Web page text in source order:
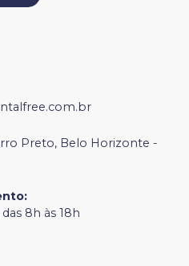
Preto, Belo Horizonte -
:
8h às 18h